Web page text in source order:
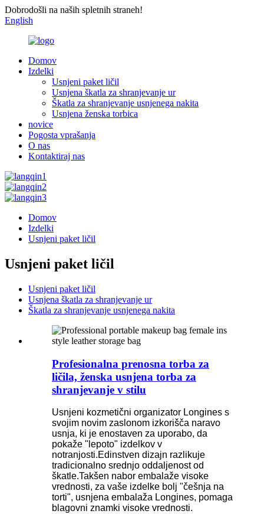
Dobrodošli na naših spletnih straneh!
English
Domov
Izdelki
Usnjeni paket ličil
Usnjena škatla za shranjevanje ur
Škatla za shranjevanje usnjenega nakita
Usnjena ženska torbica
novice
Pogosta vprašanja
O nas
Kontaktiraj nas
Domov
Izdelki
Usnjeni paket ličil
Usnjeni paket ličil
Usnjeni paket ličil
Usnjena škatla za shranjevanje ur
Škatla za shranjevanje usnjenega nakita
Profesionalna prenosna torba za
ličila, ženska usnjena torba za
shranjevanje v stilu
Usnjeni kozmetični organizator Longines s
svojim novim zaslonom izkorišča naravo
usnja, ki je enostaven za uporabo, da
pokaže "lepoto" izdelkov v
notranjosti.Edinstven dizajn razlikuje
tradicionalno srednjo oddaljenost od
škatle.Takšen nabor embalaže visoke
vrednosti, za vaše izdelke bolj "češnja na
torti", usnjena embalaža Longines, pomaga
blagovni znamki visoke vrednosti.